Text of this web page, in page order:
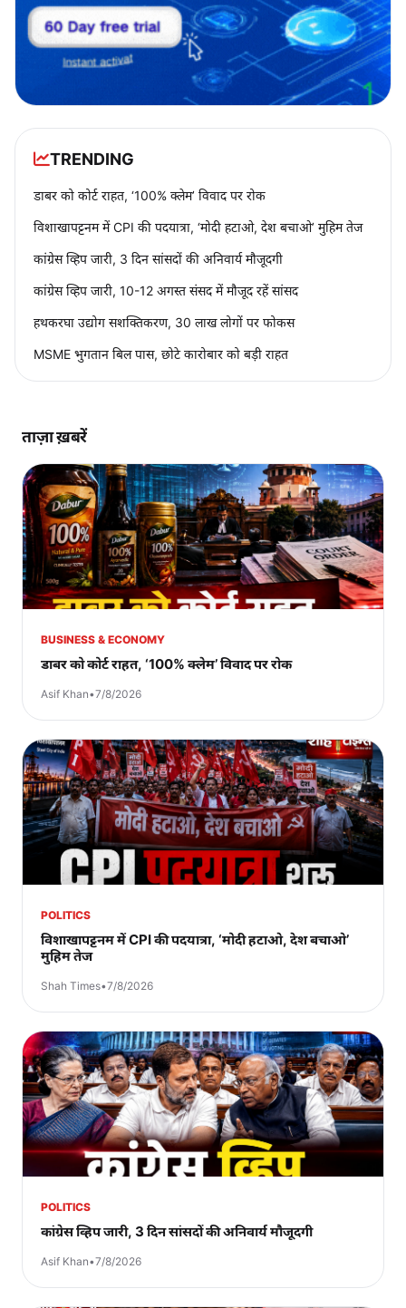
TRENDING
डाबर को कोर्ट राहत, ‘100% क्लेम’ विवाद पर रोक
विशाखापट्टनम में CPI की पदयात्रा, ‘मोदी हटाओ, देश बचाओ’ मुहिम तेज
कांग्रेस व्हिप जारी, 3 दिन सांसदों की अनिवार्य मौजूदगी
कांग्रेस व्हिप जारी, 10-12 अगस्त संसद में मौजूद रहें सांसद
हथकरघा उद्योग सशक्तिकरण, 30 लाख लोगों पर फोकस
MSME भुगतान बिल पास, छोटे कारोबार को बड़ी राहत
ताज़ा ख़बरें
BUSINESS & ECONOMY
डाबर को कोर्ट राहत, ‘100% क्लेम’ विवाद पर रोक
Asif Khan•7/8/2026
POLITICS
विशाखापट्टनम में CPI की पदयात्रा, ‘मोदी हटाओ, देश बचाओ’
मुहिम तेज
Shah Times•7/8/2026
POLITICS
कांग्रेस व्हिप जारी, 3 दिन सांसदों की अनिवार्य मौजूदगी
Asif Khan•7/8/2026